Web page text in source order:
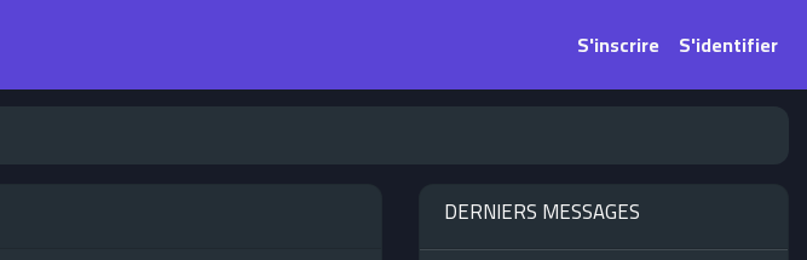
S'inscrire S'identifier
DERNIERS MESSAGES